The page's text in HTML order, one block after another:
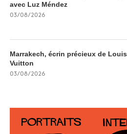
avec Luz Méndez
03/08/2026
Marrakech, écrin précieux de Louis
Vuitton
03/08/2026